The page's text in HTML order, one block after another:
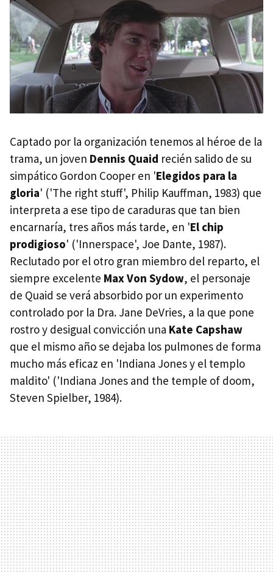
Captado por la organización tenemos al héroe de la
trama, un joven Dennis Quaid recién salido de su
simpático Gordon Cooper en 'Elegidos para la
gloria' ('The right stuff', Philip Kauffman, 1983) que
interpreta a ese tipo de caraduras que tan bien
encarnaría, tres años más tarde, en 'El chip
prodigioso' ('Innerspace', Joe Dante, 1987).
Reclutado por el otro gran miembro del reparto, el
siempre excelente Max Von Sydow, el personaje
de Quaid se verá absorbido por un experimento
controlado por la Dra. Jane DeVries, a la que pone
rostro y desigual convicción una Kate Capshaw
que el mismo año se dejaba los pulmones de forma
mucho más eficaz en 'Indiana Jones y el templo
maldito' ('Indiana Jones and the temple of doom,
Steven Spielber, 1984).